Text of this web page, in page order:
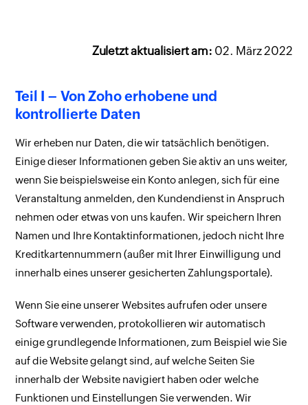
Zuletzt aktualisiert am: 02. März 2022
Teil I – Von Zoho erhobene und
kontrollierte Daten
Wir erheben nur Daten, die wir tatsächlich benötigen.
Einige dieser Informationen geben Sie aktiv an uns weiter,
wenn Sie beispielsweise ein Konto anlegen, sich für eine
Veranstaltung anmelden, den Kundendienst in Anspruch
nehmen oder etwas von uns kaufen. Wir speichern Ihren
Namen und Ihre Kontaktinformationen, jedoch nicht Ihre
Kreditkartennummern (außer mit Ihrer Einwilligung und
innerhalb eines unserer gesicherten Zahlungsportale).
Wenn Sie eine unserer Websites aufrufen oder unsere
Software verwenden, protokollieren wir automatisch
einige grundlegende Informationen, zum Beispiel wie Sie
auf die Website gelangt sind, auf welche Seiten Sie
innerhalb der Website navigiert haben oder welche
Funktionen und Einstellungen Sie verwenden. Wir